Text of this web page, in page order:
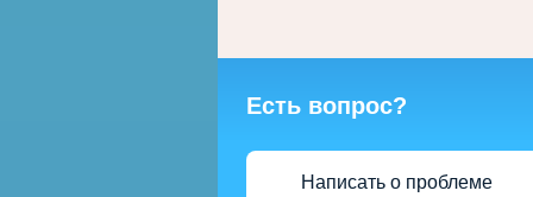
Есть вопрос?
Написать о проблеме